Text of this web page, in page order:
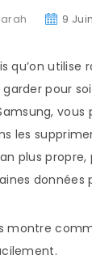
9
qu’on utilise
pour
les
plus propre,
données
montre